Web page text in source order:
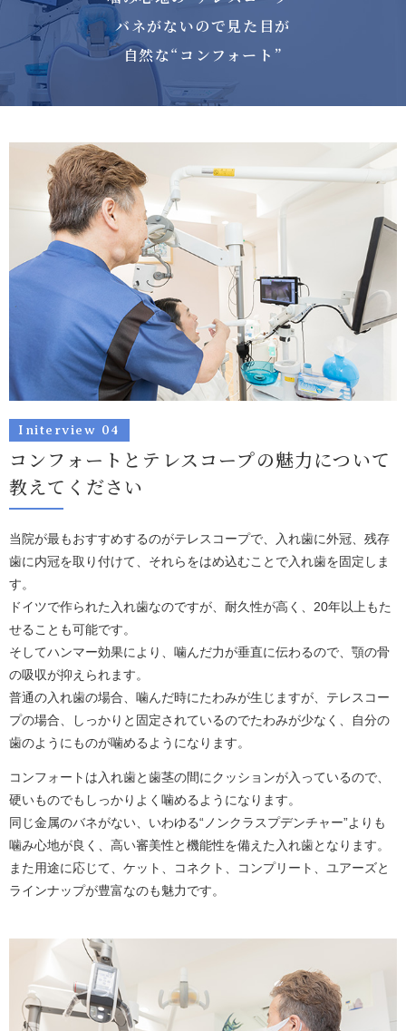
バネがないので見た目が
自然な“コンフォート”
Initerview 04
コンフォートとテレスコープの魅力について
教えてください
当院が最もおすすめするのがテレスコープで、入れ歯に外冠、残存
歯に内冠を取り付けて、それらをはめ込むことで入れ歯を固定しま
す。
ドイツで作られた入れ歯なのですが、耐久性が高く、20年以上もた
せることも可能です。
そしてハンマー効果により、噛んだ力が垂直に伝わるので、顎の骨
の吸収が抑えられます。
普通の入れ歯の場合、噛んだ時にたわみが生じますが、テレスコー
プの場合、しっかりと固定されているのでたわみが少なく、自分の
歯のようにものが噛めるようになります。
コンフォートは入れ歯と歯茎の間にクッションが入っているので、
硬いものでもしっかりよく噛めるようになります。
同じ金属のバネがない、いわゆる“ノンクラスプデンチャー”よりも
噛み心地が良く、高い審美性と機能性を備えた入れ歯となります。
また用途に応じて、ケット、コネクト、コンプリート、ユアーズと
ラインナップが豊富なのも魅力です。